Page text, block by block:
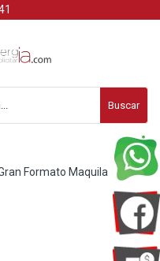
Buscar
Formato Maquila